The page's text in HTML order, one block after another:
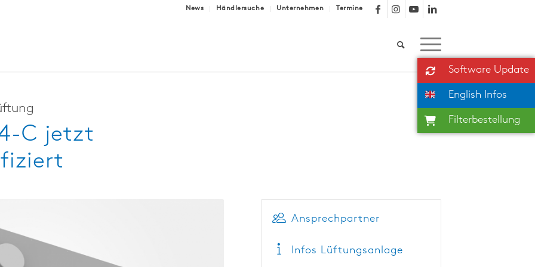
News Händlersuche Unternehmen Termine
C jetzt
Ansprechpartner
Infos Lüftungsanlage
Software Update
English Infos
Filterbestellung